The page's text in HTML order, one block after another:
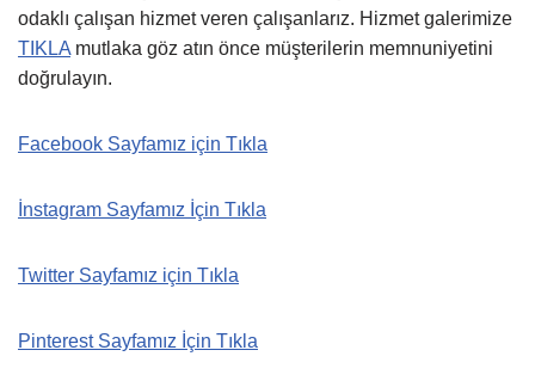
odaklı çalışan hizmet veren çalışanlarız. Hizmet galerimize
TIKLA mutlaka göz atın önce müşterilerin memnuniyetini
doğrulayın.
Facebook Sayfamız için Tıkla
İnstagram Sayfamız İçin Tıkla
Twitter Sayfamız için Tıkla
Pinterest Sayfamız İçin Tıkla